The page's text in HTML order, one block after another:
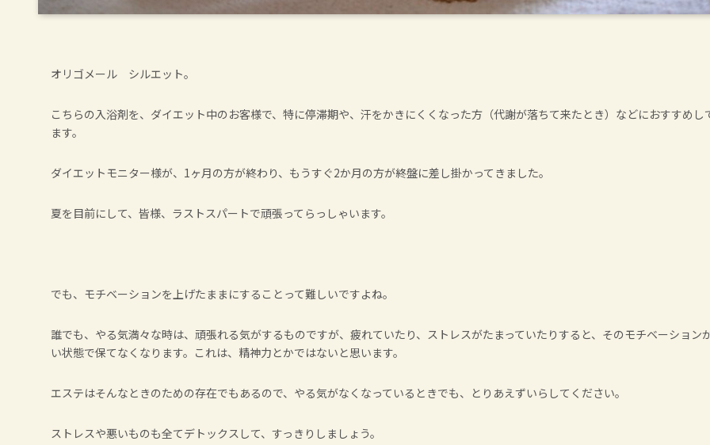
オリゴメール シルエット。
こちらの入浴剤を、ダイエット中のお客様で、特に停滞期や、汗をかきにくくなった方（代謝が落ちて来たとき）などにおすすめし
ます。
ダイエットモニター様が、1ヶ月の方が終わり、もうすぐ2か月の方が終盤に差し掛かってきました。
夏を目前にして、皆様、ラストスパートで頑張ってらっしゃいます。
でも、モチベーションを上げたままにすることって難しいですよね。
誰でも、やる気満々な時は、頑張れる気がするものですが、疲れていたり、ストレスがたまっていたりすると、そのモチベーション
い状態で保てなくなります。これは、精神力とかではないと思います。
エステはそんなときのための存在でもあるので、やる気がなくなっているときでも、とりあえずいらしてください。
ストレスや悪いものも全てデトックスして、すっきりしましょう。